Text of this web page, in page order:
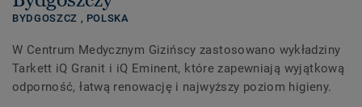
BYDGOSZCZ , POLSKA
W Centrum Medycznym Gizińscy zastosowano wykładziny
Tarkett iQ Granit i iQ Eminent, które zapewniają wyjątkową
odporność, łatwą renowację i najwyższy poziom higieny.